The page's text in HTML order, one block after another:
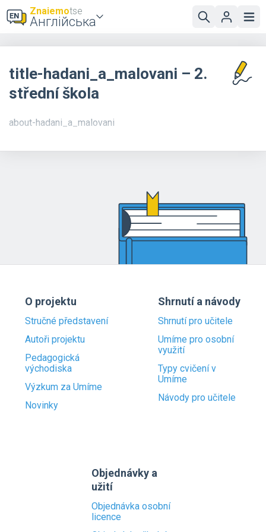
Znaiemotse
Англійська
title-hadani_a_malovani – 2.
střední škola
about-hadani_a_malovani
O projektu
Stručné představení
Autoři projektu
Pedagogická
východiska
Výzkum za Umíme
Novinky
Shrnutí a návody
Shrnutí pro učitele
Umíme pro osobní
využití
Typy cvičení v
Umíme
Návody pro učitele
Objednávky a
užití
Objednávka osobní
licence